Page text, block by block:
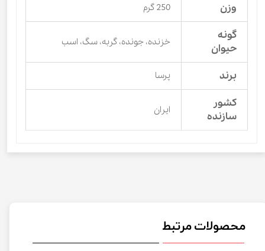
وزن 250 گرم
گونه
حیوان
خزنده، جونده، گربه، سگ، اسب
برند پرسا
کشور
سازنده
ایران
محصولات مرتبط